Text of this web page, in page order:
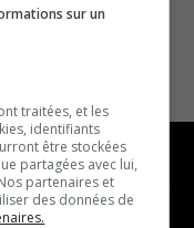
sur un
traitées, et les
identifiants
être stockées
partagées avec lui,
partenaires et
des données de